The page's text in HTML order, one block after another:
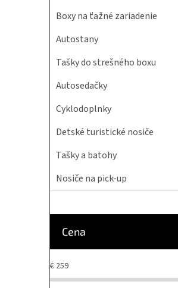
Boxy na ťažné zariadenie
Autostany
Tašky do strešného boxu
Autosedačky
Cyklodoplnky
Detské turistické nosiče
Tašky a batohy
Nosiče na pick-up
Cena
€ 259